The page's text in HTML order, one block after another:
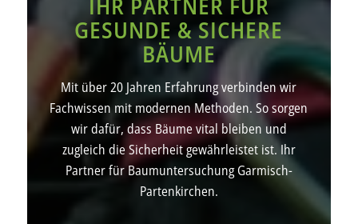
GESUNDE & SICHERE
BÄUME
Mit über 20 Jahren Erfahrung verbinden wir
Fachwissen mit modernen Methoden. So sorgen
wir dafür, dass Bäume vital bleiben und
zugleich die Sicherheit gewährleistet ist. Ihr
Partner für Baumuntersuchung Garmisch-
Partenkirchen.